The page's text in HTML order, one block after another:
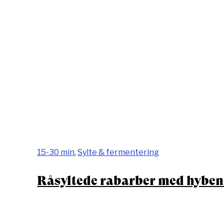
15-30 min,Sylte & fermentering
Råsyltede rabarber med